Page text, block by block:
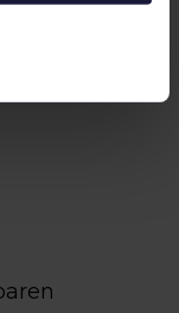
op te